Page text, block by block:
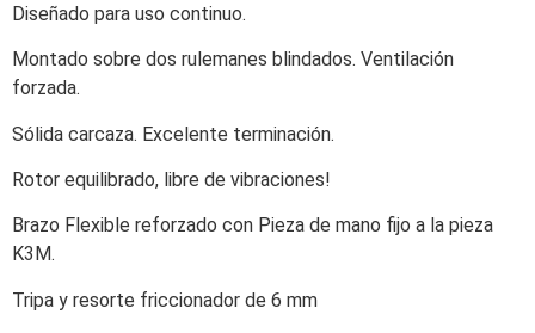
Diseñado para uso continuo.
Montado sobre dos rulemanes blindados. Ventilación
forzada.
Sólida carcaza. Excelente terminación.
Rotor equilibrado, libre de vibraciones!
Brazo Flexible reforzado con Pieza de mano fijo a la pieza
K3M.
Tripa y resorte friccionador de 6 mm